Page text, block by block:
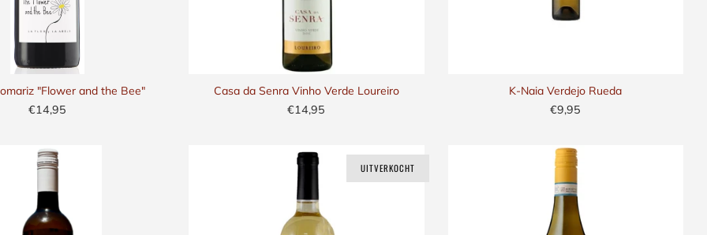
"Flower and the Bee"
€14,95
Casa da Senra Vinho Verde Loureiro
€14,95
K-Naia Verdejo Rueda
€9,95
UITVERKOCHT